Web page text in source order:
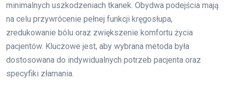
minimalnych uszkodzeniach tkanek. Obydwa podejścia mają
na celu przywrócenie pełnej funkcji kręgosłupa,
zredukowanie bólu oraz zwiększenie komfortu życia
pacjentów. Kluczowe jest, aby wybrana metoda była
dostosowana do indywidualnych potrzeb pacjenta oraz
specyfiki złamania.